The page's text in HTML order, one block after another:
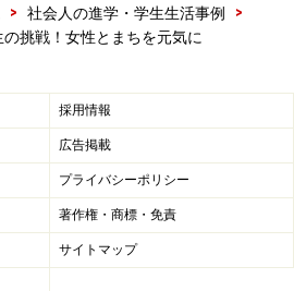
> 社会人の進学・学生生活事例
>
挑戦！女性とまちを元気に
採用情報
広告掲載
プライバシーポリシー
著作権・商標・免責
サイトマップ